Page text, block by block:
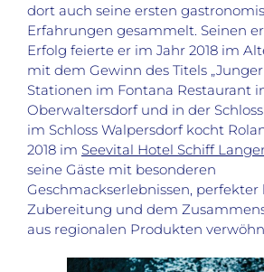
dort auch seine ersten
Erfahrungen gesammelt. Seinen
Erfolg feierte er im Jahr 2018 im
mit dem Gewinn des Titels
Stationen im Fontana Restaurant
Oberwaltersdorf und in der
im Schloss Walpersdorf kocht
2018 im Seevital Hotel Schiff
seine Gäste mit besonderen
Geschmackserlebnissen,
Zubereitung und dem
aus regionalen Produkten